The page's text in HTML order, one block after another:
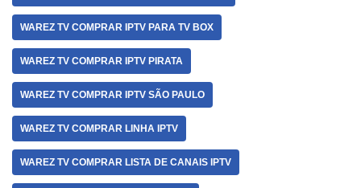
WAREZ TV COMPRAR IPTV PARA TV BOX
WAREZ TV COMPRAR IPTV PIRATA
WAREZ TV COMPRAR IPTV SÃO PAULO
WAREZ TV COMPRAR LINHA IPTV
WAREZ TV COMPRAR LISTA DE CANAIS IPTV